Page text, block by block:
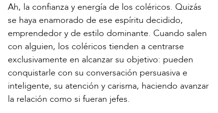
Ah, la confianza y energía de los coléricos. Quizás
se haya enamorado de ese espíritu decidido,
emprendedor y de estilo dominante. Cuando salen
con alguien, los coléricos tienden a centrarse
exclusivamente en alcanzar su objetivo: pueden
conquistarle con su conversación persuasiva e
inteligente, su atención y carisma, haciendo avanzar
la relación como si fueran jefes.